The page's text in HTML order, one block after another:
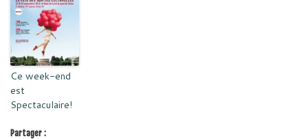
Ce week-end
est
Spectaculaire!
Partager :